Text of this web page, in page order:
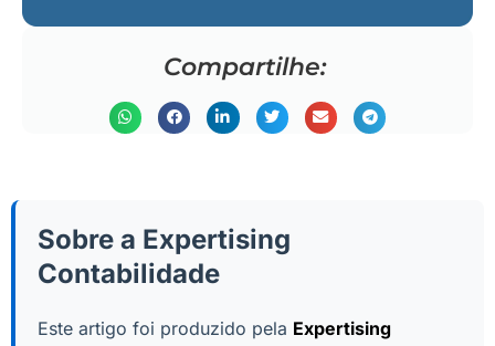
Compartilhe:
Sobre a Expertising
Contabilidade
Este artigo foi produzido pela Expertising